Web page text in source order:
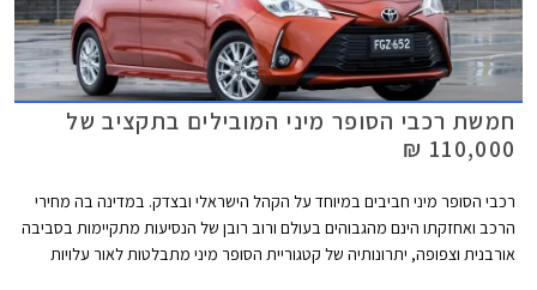
חמשת רכבי הסופר מיני המובילים בתקציב של
110,000 ₪
רכבי הסופר מיני חביבים במיוחד על הקהל הישראלי ובצדק. במדינה בה מחירי
הרכב ואחזקתו הינם מהגבוהים בעולם ורוב רובן של הנסיעות מתקיימות בסביבה
אורבנית וצפופה, יתרונותיה של קטגוריית הסופר מיני מתבלטות לאור עלויות